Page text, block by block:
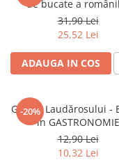
Manuale scolare/
Poezie
Proză
Psihologie
Sociologie
de bucate a
31,90 Lei
25,52 Lei
ADAUGA IN COS
-20%
Ghidul Laudărosului -
în GASTRONOMIE
12,90 Lei
10,32 Lei